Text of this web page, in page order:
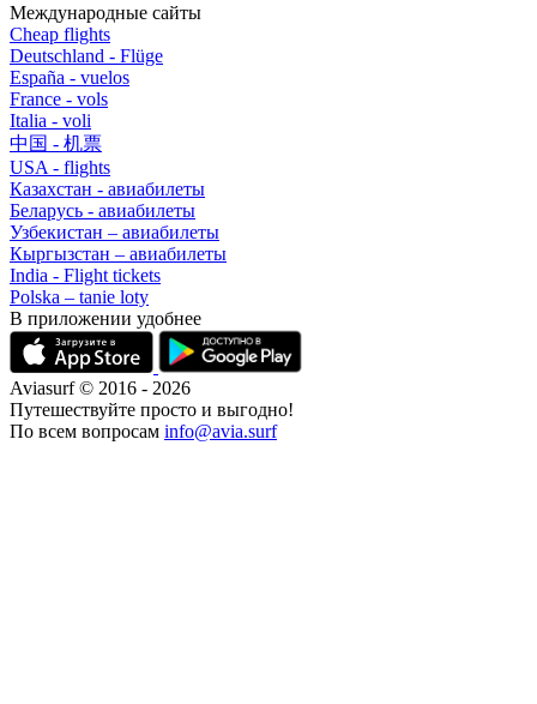
Международные сайты
Cheap flights
Deutschland - Flüge
España - vuelos
France - vols
Italia - voli
中国 - 机票
USA - flights
Казахстан - авиабилеты
Беларусь - авиабилеты
Узбекистан – авиабилеты
Кыргызстан – авиабилеты
India - Flight tickets
Polska – tanie loty
В приложении удобнее
Aviasurf © 2016 - 2026
Путешествуйте просто и выгодно!
По всем вопросам info@avia.surf